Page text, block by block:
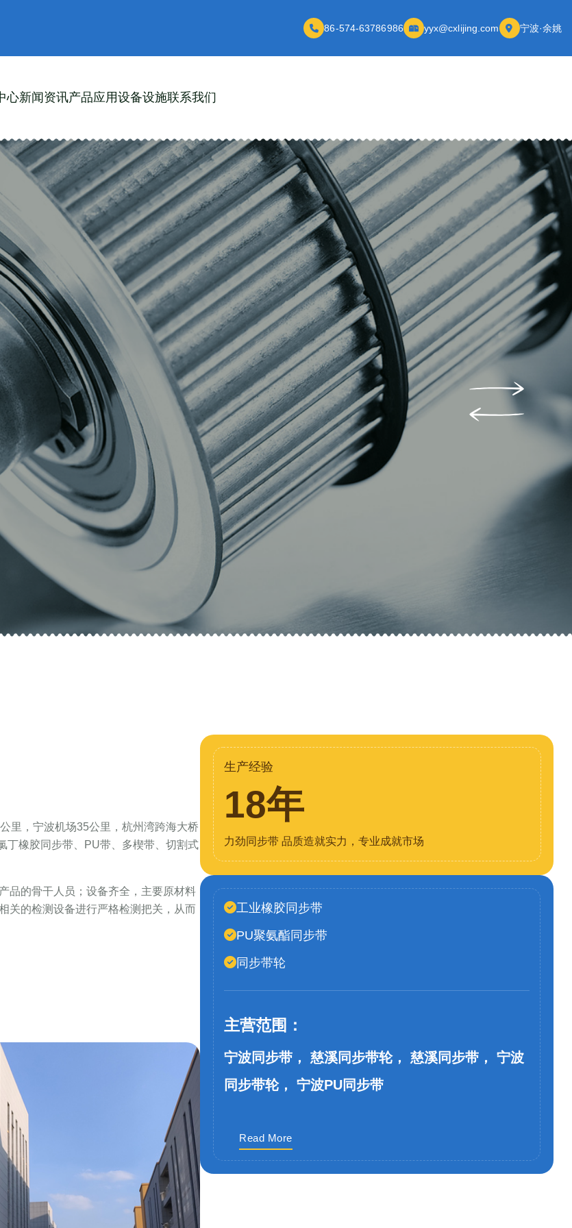
86-574-63786986 yyx@cxlijing.com 宁波·余姚
心新闻资讯产品应用设备设施联系我们
里，宁波机场35公里，杭州湾跨海大桥
丁橡胶同步带、PU带、多楔带、切割式
品的骨干人员；设备齐全，主要原材料
关的检测设备进行严格检测把关，从而
生产经验
18年
力劲同步带 品质造就实力，专业成就市场
工业橡胶同步带
PU聚氨酯同步带
同步带轮
主营范围：
宁波同步带， 慈溪同步带轮， 慈溪同步带， 宁波
同步带轮， 宁波PU同步带
Read More